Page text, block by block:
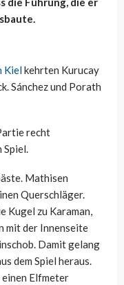
Kielkehrten Kurucay
Sánchez und Porath
recht
Spiel.
Mathisen
Querschläger.
Kugel zu Karaman,
mit der Innenseite
Damit gelang
dem Spiel heraus.
Elfmeter